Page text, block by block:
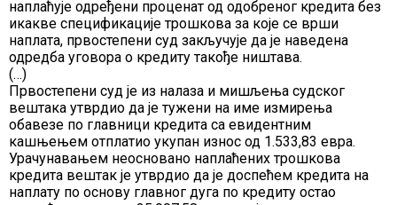
наплаћује одређени проценат од одобреног кредита без
икакве спецификације трошкова за које се врши
наплата, првостепени суд закључује да је наведена
одредба уговора о кредиту такође ништава.
(…)
Првостепени суд је из налаза и мишљења судског
вештака утврдио да је тужени на име измирења
обавезе по главници кредита са евидентним
кашњењем отплатио укупан износ од 1.533,83 евра.
Урачунавањем неосновано наплаћених трошкова
кредита вештак је утврдио да је доспећем кредита на
наплату по основу главног дуга по кредиту остао